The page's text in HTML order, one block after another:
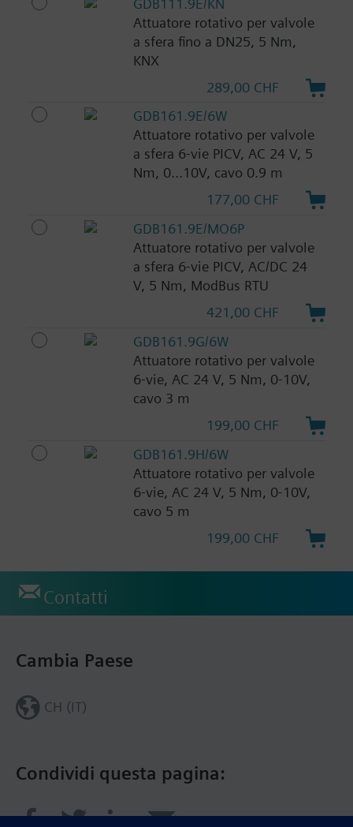
Attuatore rotativo per valvole
a sfera fino a DN25, 5 Nm,
KNX
289,00 CHF
GDB161.9E/6W
Attuatore rotativo per valvole
a sfera 6-vie PICV, AC 24 V, 5
Nm, 0...10V, cavo 0.9 m
177,00 CHF
GDB161.9E/MO6P
Attuatore rotativo per valvole
a sfera 6-vie PICV, AC/DC 24
V, 5 Nm, ModBus RTU
421,00 CHF
GDB161.9G/6W
Attuatore rotativo per valvole
6-vie, AC 24 V, 5 Nm, 0-10V,
cavo 3 m
199,00 CHF
GDB161.9H/6W
Attuatore rotativo per valvole
6-vie, AC 24 V, 5 Nm, 0-10V,
cavo 5 m
199,00 CHF
Contatti
Condividi questa pagina:
Cambia Paese
CH (IT)